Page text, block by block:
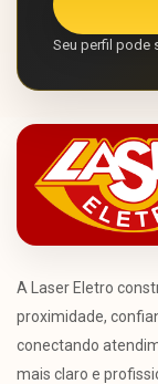
Seu perfil pode
A Laser Eletro
proximidade,
conectando
mais claro e